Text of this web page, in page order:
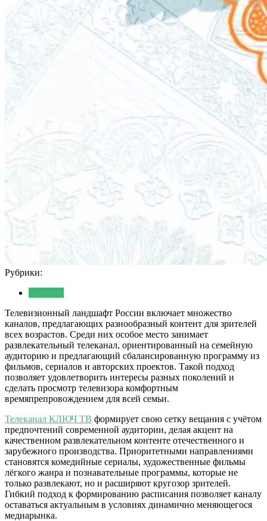
Рубрики:
Телевизионный ландшафт России включает множество
каналов, предлагающих разнообразный контент для зрителей
всех возрастов. Среди них особое место занимает
развлекательный телеканал, ориентированный на семейную
аудиторию и предлагающий сбалансированную программу из
фильмов, сериалов и авторских проектов. Такой подход
позволяет удовлетворить интересы разных поколений и
сделать просмотр телевизора комфортным
времяпрепровождением для всей семьи.
Телеканал КЛЮЧ ТВ формирует свою сетку вещания с учётом
предпочтений современной аудитории, делая акцент на
качественном развлекательном контенте отечественного и
зарубежного производства. Приоритетными направлениями
становятся комедийные сериалы, художественные фильмы
лёгкого жанра и познавательные программы, которые не
только развлекают, но и расширяют кругозор зрителей.
Гибкий подход к формированию расписания позволяет каналу
оставаться актуальным в условиях динамично меняющегося
медиарынка.